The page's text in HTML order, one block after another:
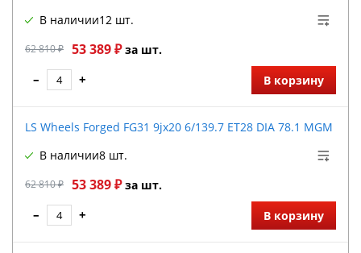
62 810 ₽ 53 389 ₽за шт.
В наличии12 шт.
– + В корзину
LS Wheels Forged FG31 9jx20 6/139.7 ET28 DIA 78.1 MGM
62 810 ₽ 53 389 ₽за шт.
В наличии8 шт.
– + В корзину